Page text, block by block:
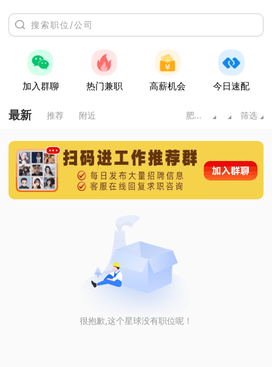
加入群聊 热门兼职 高薪机会 今日速配
最新 推荐 附近 肥城市 筛选
很抱歉,这个星球没有职位呢！